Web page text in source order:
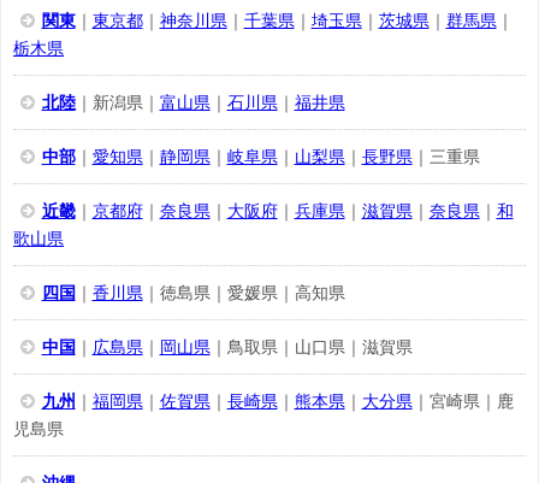
関東｜ 東京都｜ 神奈川県 千葉県 埼玉県 茨城県 群馬県
栃木県
北陸｜新潟県｜ 富山県 石川県 福井県
中部｜ 愛知県 静岡県 岐阜県 山梨県 長野県 ｜三重県
近畿｜ 京都府｜ 奈良県 大阪府｜ 兵庫県 滋賀県 奈良県
和
歌山県
四国 香川県 ｜徳島県｜愛媛県｜高知県
中国 広島県 岡山県 ｜鳥取県｜山口県｜滋賀県
九州 福岡県 佐賀県 長崎県 熊本県 大分県 ｜宮崎県｜鹿
児島県